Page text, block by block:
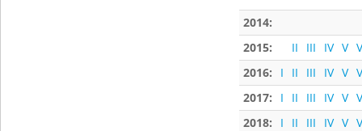
2014:
2015:
II III IV V
2016:
I II III IV V
2017:
I II III IV V
2018:
I II III IV V